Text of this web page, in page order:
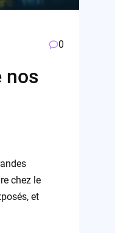
0
nos
chez le
et